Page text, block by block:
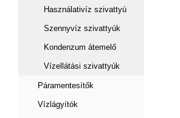
Használativíz szivattyú
Szennyvíz szivattyúk
Kondenzum átemelő
Vízellátási szivattyúk
Páramentesítők
Vízlágyítók